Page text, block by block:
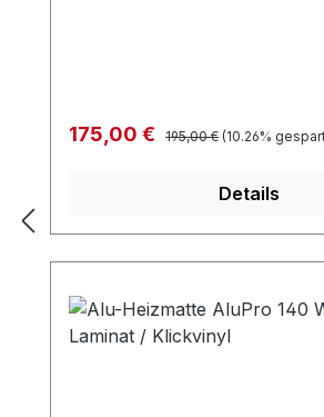
Verkaufspreis:
175,00 € Regulärer Preis:
195,00 € (10.26%
Details